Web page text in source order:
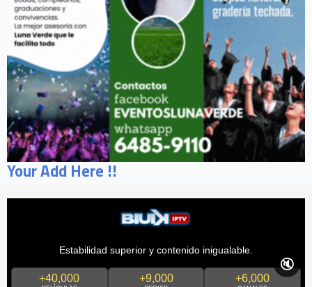
Your Add Here !!
Estabilidad superior y contenido inigualable.
+40,000 +9,000 +6,000
🔇